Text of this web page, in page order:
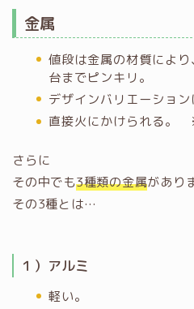
金属
値段は金属の材質によ
台までピンキリ。
デザインバリエーション
直接火にかけられる。
さらに
その中でも3種類の金属があり
その3種とは…
１）アルミ
軽い。